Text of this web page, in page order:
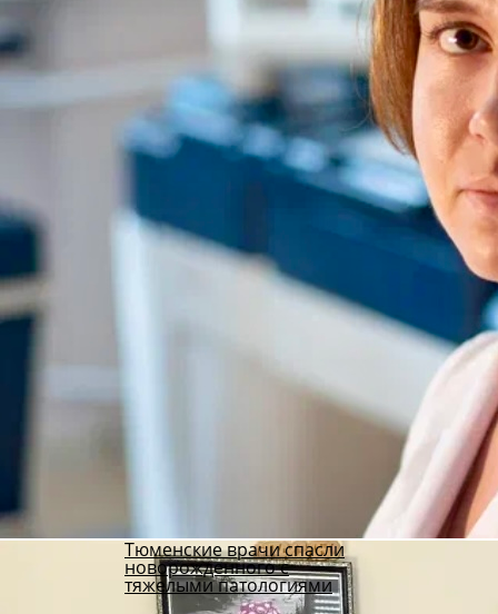
Тюменские врачи спасли
новорожденного с
тяжелыми патологиями